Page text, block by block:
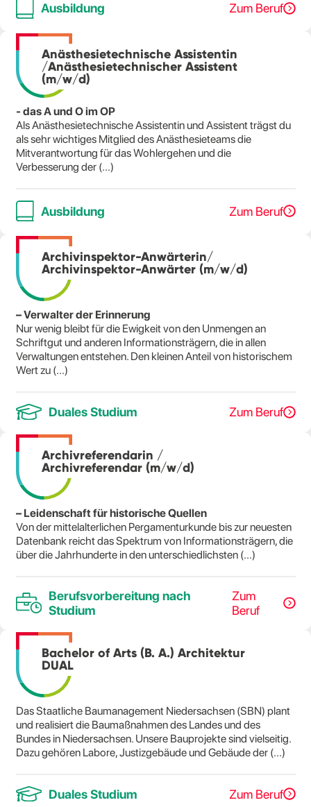
Ausbildung Zum Beruf
Anästhesietechnische Assistentin
/Anästhesietechnischer Assistent
(m/w/d)
- das A und O im OP
Als Anästhesietechnische Assistentin und Assistent trägst du
als sehr wichtiges Mitglied des Anästhesieteams die
Mitverantwortung für das Wohlergehen und die
Verbesserung der (...)
Ausbildung Zum Beruf
Archivinspektor-Anwärterin/
Archivinspektor-Anwärter (m/w/d)
– Verwalter der Erinnerung
Nur wenig bleibt für die Ewigkeit von den Unmengen an
Schriftgut und anderen Informationsträgern, die in allen
Verwaltungen entstehen. Den kleinen Anteil von historischem
Wert zu (...)
Duales Studium Zum Beruf
Archivreferendarin /
Archivreferendar (m/w/d)
– Leidenschaft für historische Quellen
Von der mittelalterlichen Pergamenturkunde bis zur neuesten
Datenbank reicht das Spektrum von Informationsträgern, die
über die Jahrhunderte in den unterschiedlichsten (...)
Berufsvorbereitung nach
Studium
Zum
Beruf
Bachelor of Arts (B. A.) Architektur
DUAL
Das Staatliche Baumanagement Niedersachsen (SBN) plant
und realisiert die Baumaßnahmen des Landes und des
Bundes in Niedersachsen. Unsere Bauprojekte sind vielseitig.
Dazu gehören Labore, Justizgebäude und Gebäude der (...)
Duales Studium Zum Beruf